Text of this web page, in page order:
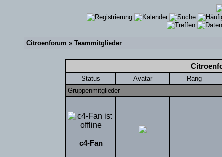
Citroenforum » Teammitglieder
Status Avatar
Rang
Gruppenmitglieder
c4-Fan